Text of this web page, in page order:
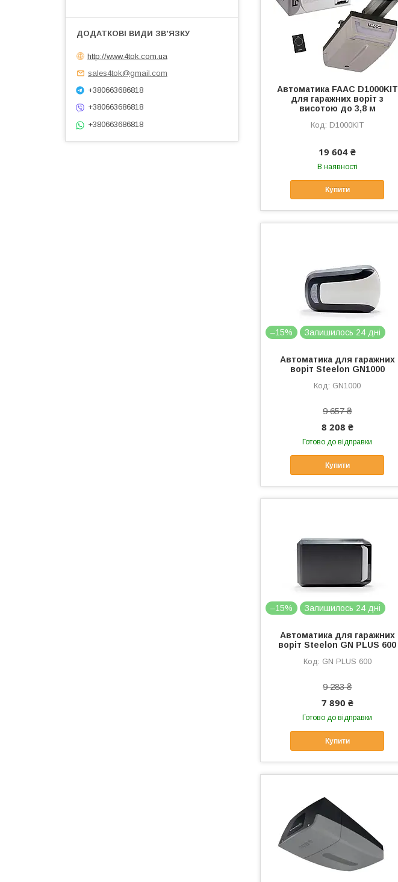
Автоматика FAAC D1000KIT
для гаражних воріт з
висотою до 3,8 м
D1000KIT
19 604 ₴
В наявності
Купити
–15% Залишилось 24 дні
Автоматика для гаражних
воріт Steelon GN1000
GN1000
9 657 ₴
8 208 ₴
Готово до відправки
Купити
–15% Залишилось 24 дні
Автоматика для гаражних
воріт Steelon GN PLUS 600
GN PLUS 600
9 283 ₴
7 890 ₴
Готово до відправки
Купити
http://www.4tok.com.ua
sales4tok@gmail.com
+380663686818
+380663686818
+380663686818